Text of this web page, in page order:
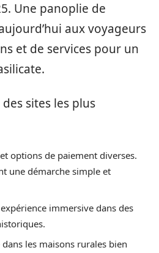
Une panoplie de
aux voyageurs
et de services pour un
sites les plus
options de paiement diverses.
une démarche simple et
immersive dans des
dans les maisons rurales bien